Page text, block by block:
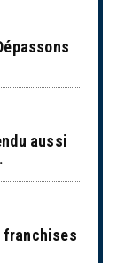
aussi
franchises